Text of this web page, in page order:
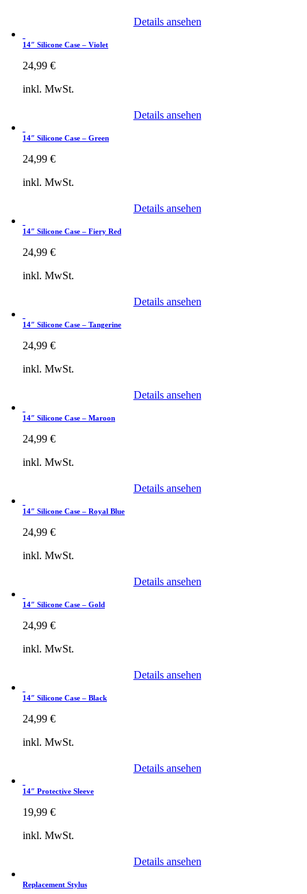
Details ansehen
14″ Silicone Case – Violet
24,99 €
inkl. MwSt.
Details ansehen
14″ Silicone Case – Green
24,99 €
inkl. MwSt.
Details ansehen
14″ Silicone Case – Fiery Red
24,99 €
inkl. MwSt.
Details ansehen
14″ Silicone Case – Tangerine
24,99 €
inkl. MwSt.
Details ansehen
14″ Silicone Case – Maroon
24,99 €
inkl. MwSt.
Details ansehen
14″ Silicone Case – Royal Blue
24,99 €
inkl. MwSt.
Details ansehen
14″ Silicone Case – Gold
24,99 €
inkl. MwSt.
Details ansehen
14″ Silicone Case – Black
24,99 €
inkl. MwSt.
Details ansehen
14″ Protective Sleeve
19,99 €
inkl. MwSt.
Details ansehen
Replacement Stylus